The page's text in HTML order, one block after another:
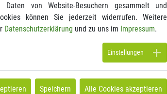
niederlassen
einfach, doch mit
sowie
von Website-Besuchern gesammelt und
können Sie jederzeit widerrufen. Weitere
Datenschutzerklärung und zu uns im Impressum.
Einstellungen
Speichern Alle Cookies akzeptieren